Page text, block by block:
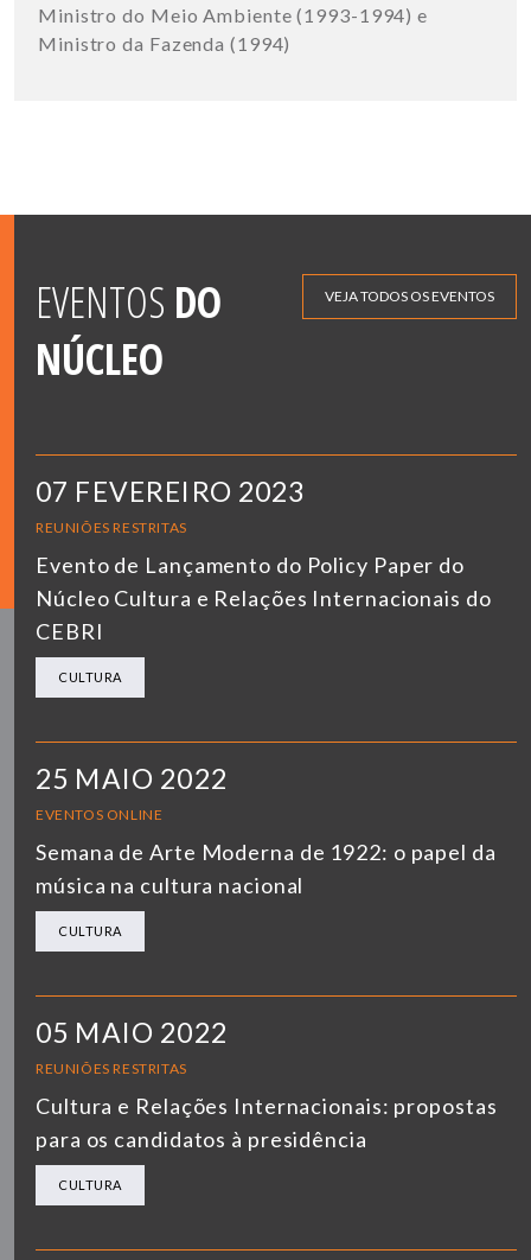
Ministro do Meio Ambiente (1993-1994) e
Ministro da Fazenda (1994)
EVENTOS DO
NÚCLEO
VEJA TODOS OS EVENTOS
07 FEVEREIRO 2023
REUNIÕES RESTRITAS
Evento de Lançamento do Policy Paper do
Núcleo Cultura e Relações Internacionais do
CEBRI
CULTURA
25 MAIO 2022
EVENTOS ONLINE
Semana de Arte Moderna de 1922: o papel da
música na cultura nacional
CULTURA
05 MAIO 2022
REUNIÕES RESTRITAS
Cultura e Relações Internacionais: propostas
para os candidatos à presidência
CULTURA